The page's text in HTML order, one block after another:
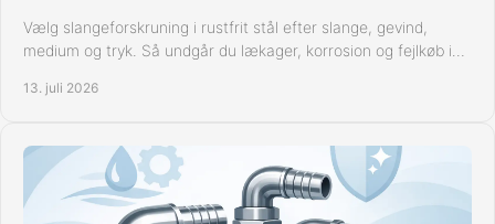
Vælg slangeforskruning i rustfrit stål efter slange, gevind,
medium og tryk. Så undgår du lækager, korrosion og fejlkøb i
13. juli 2026